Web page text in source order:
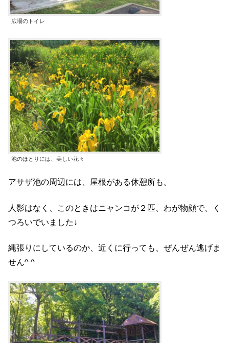
広場のトイレ
池のほとりには、美しい花々
アサザ池の周辺には、屋根がある休憩所も。
人影はなく、このときはニャンコが２匹、わが物顔で、く
つろいでいました↓
縄張りにしているのか、近くに行っても、ぜんぜん逃げま
せん^ ^